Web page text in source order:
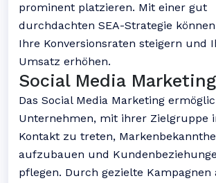
prominent platzieren. Mit einer gut
durchdachten SEA-Strategie können
Ihre Konversionsraten steigern und
Umsatz erhöhen.
Social Media Marketing
Das Social Media Marketing
Unternehmen, mit ihrer Zielgruppe
Kontakt zu treten,
aufzubauen und
pflegen. Durch gezielte Kampagnen